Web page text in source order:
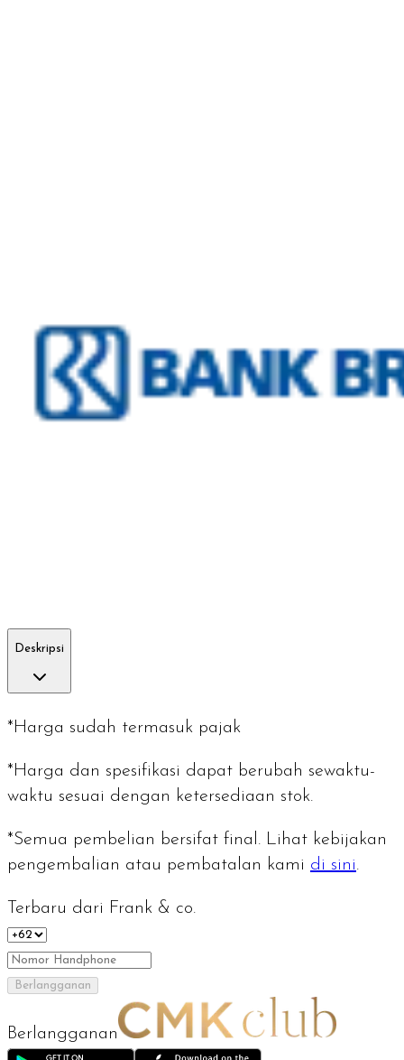
Deskripsi
*Harga sudah termasuk pajak
*Harga dan spesifikasi dapat berubah sewaktu-
waktu sesuai dengan ketersediaan stok.
*Semua pembelian bersifat final. Lihat kebijakan
pengembalian atau pembatalan kami di sini.
Terbaru dari Frank & co.
Berlangganan
Berlangganan